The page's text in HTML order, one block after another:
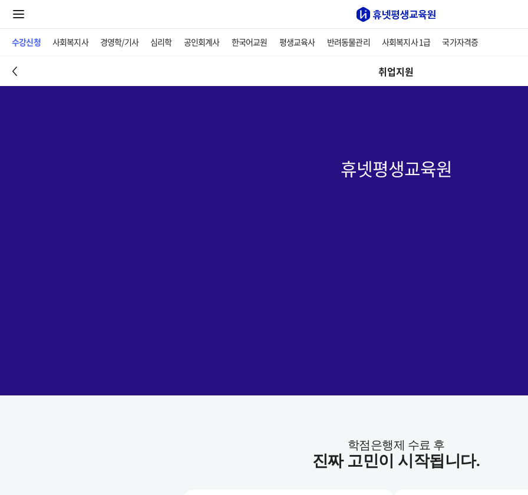
수강신청 사회복지사 경영학/기사 심리학 공인회계사 한국어교원 평생교육사 반려동물관리 사회복지사 1급 국가자격증
취업지원
휴넷평생교육원
학점은행제 수료 후
진짜 고민이 시작됩니다.